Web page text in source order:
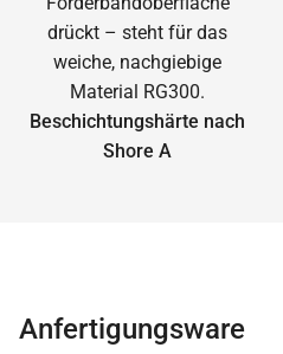
Beschichtungshärte nach
Shore A
Anfertigungsware